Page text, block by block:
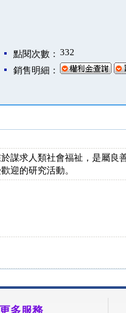
點閱次數： 332
銷售明細：
謀求人類社會福祉，是屬良
迎的研究活動。
更多服務